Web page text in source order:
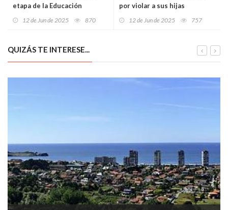
etapa de la Educación
12 de Jun de 2025 870
por violar a sus hijas
12 de Jun de 2025 757
QUIZÁS TE INTERESE...